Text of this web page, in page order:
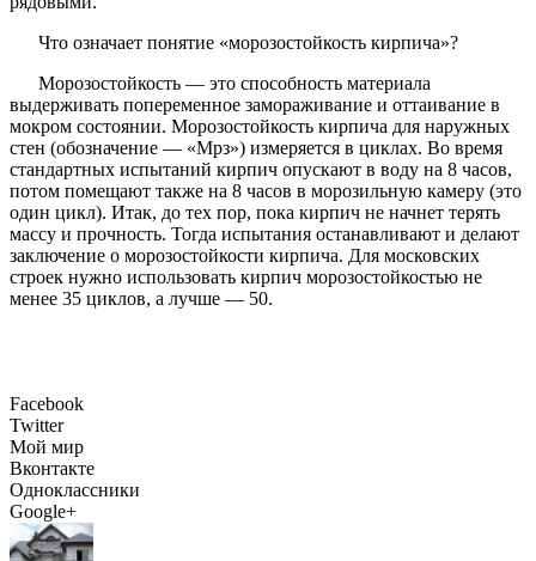
Что означает понятие «морозостойкость кирпича»?
Морозостойкость — это способность материала
выдерживать попеременное замораживание и оттаивание в
мокром состоянии. Морозостойкость кирпича для наружных
стен (обозначение — «Мрз») измеряется в циклах. Во время
стандартных испытаний кирпич опускают в воду на 8 часов,
потом помещают также на 8 часов в морозильную камеру (это
один цикл). Итак, до тех пор, пока кирпич не начнет терять
массу и прочность. Тогда испытания останавливают и делают
заключение о морозостойкости кирпича. Для московских
строек нужно использовать кирпич морозостойкостью не
менее 35 циклов, а лучше — 50.
Facebook
Twitter
Мой мир
Вконтакте
Одноклассники
Google+